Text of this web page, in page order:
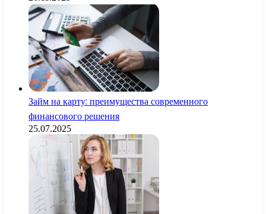
Займ на карту: преимущества современного
финансового решения
25.07.2025